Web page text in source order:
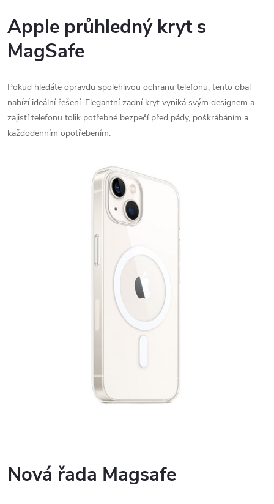
Apple průhledný kryt s
MagSafe
Pokud hledáte opravdu spolehlivou ochranu telefonu, tento obal
nabízí ideální řešení. Elegantní zadní kryt vyniká svým designem a
zajistí telefonu tolik potřebné bezpečí před pády, poškrábáním a
každodenním opotřebením.
Nová řada Magsafe